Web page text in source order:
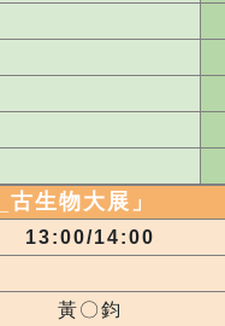
古生物大展 」
13:00/14:00
黃〇鈞